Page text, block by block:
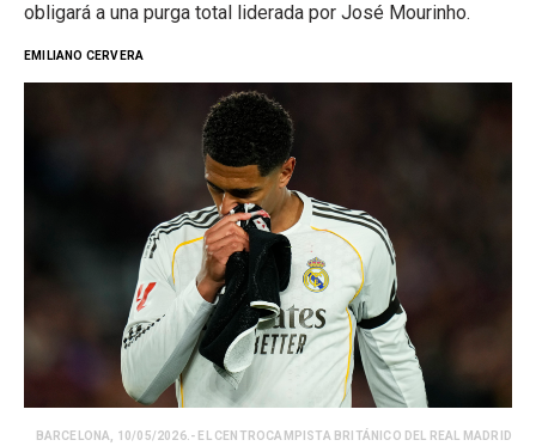
obligará a una purga total liderada por José Mourinho.
EMILIANO CERVERA
BARCELONA, 10/05/2026.- EL CENTROCAMPISTA BRITÁNICO DEL REAL MADRID